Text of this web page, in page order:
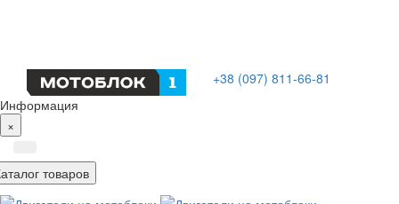
+38 (097) 811-66-81
Информация
×
товаров